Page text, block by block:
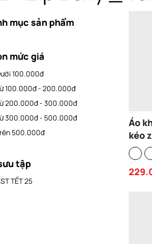
mục sản phẩm
mức giá
100.000đ
100.000đ - 200.000đ
200.000đ - 300.000đ
300.000đ - 500.000đ
500.000đ
tập
TẾT 25
Áo
kéo
form
ký